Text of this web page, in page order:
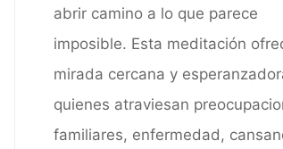
abrir camino a lo que parece
imposible. Esta meditación
mirada cercana y
quienes atraviesan
familiares, enfermedad,